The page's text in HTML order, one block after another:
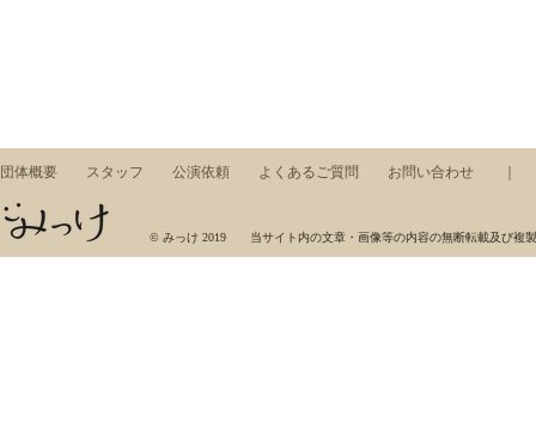
団体概要 スタッフ 公演依頼 よくあるご質問 お問い合わせ
みっけ，ワークショップ，東京藝術大学，芸術集団，展示，コンサート，アート，音楽，美術
© みっけ 2019 当サイト内の文章・画像等の内容の無断転載及び複